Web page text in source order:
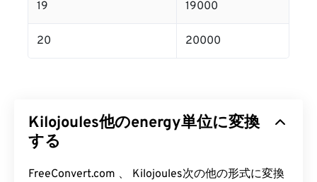
19 19000
20 20000
Kilojoules他のenergy単位に変換
する
FreeConvert.com 、 Kilojoules次の他の形式に変換